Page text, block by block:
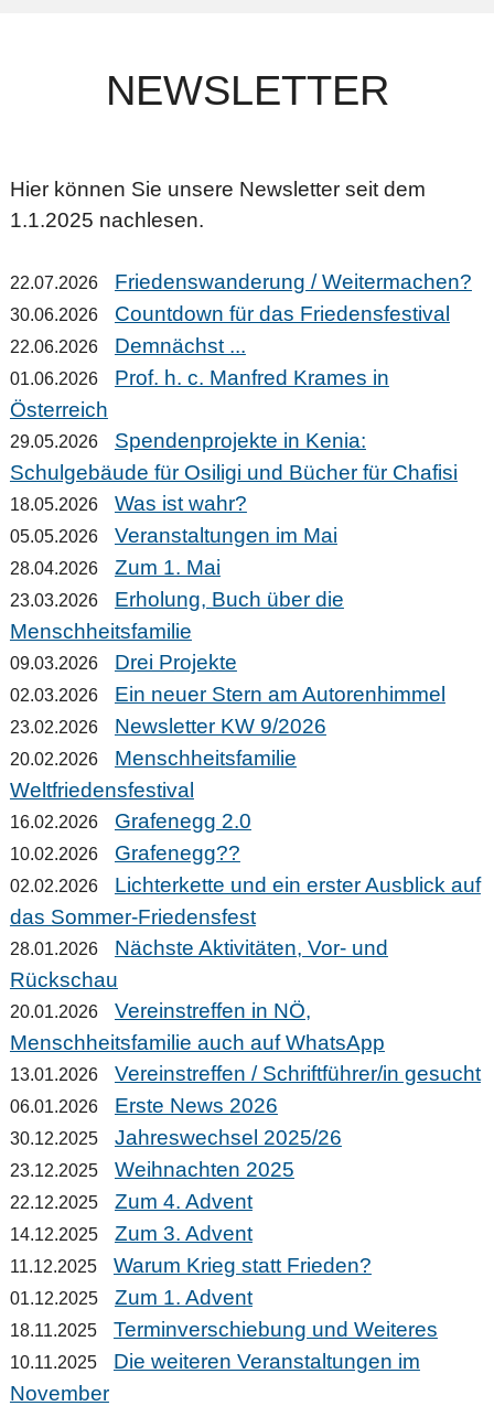
NEWSLETTER
Hier können Sie unsere Newsletter seit dem
1.1.2025 nachlesen.
22.07.2026 Friedenswanderung / Weitermachen?
30.06.2026 Countdown für das Friedensfestival
22.06.2026 Demnächst ...
01.06.2026
Prof. h. c. Manfred Krames in
Österreich
29.05.2026
Spendenprojekte in Kenia:
Schulgebäude für Osiligi und Bücher für Chafisi
18.05.2026 Was ist wahr?
05.05.2026 Veranstaltungen im Mai
28.04.2026 Zum 1. Mai
23.03.2026
Erholung, Buch über die
Menschheitsfamilie
09.03.2026 Drei Projekte
02.03.2026 Ein neuer Stern am Autorenhimmel
23.02.2026 Newsletter KW 9/2026
20.02.2026
Menschheitsfamilie
Weltfriedensfestival
16.02.2026 Grafenegg 2.0
10.02.2026 Grafenegg??
02.02.2026
Lichterkette und ein erster Ausblick auf
das Sommer-Friedensfest
28.01.2026
Nächste Aktivitäten, Vor- und
Rückschau
20.01.2026
Vereinstreffen in NÖ,
Menschheitsfamilie auch auf WhatsApp
13.01.2026 Vereinstreffen / Schriftführer/in gesucht
06.01.2026 Erste News 2026
30.12.2025 Jahreswechsel 2025/26
23.12.2025 Weihnachten 2025
22.12.2025 Zum 4. Advent
14.12.2025 Zum 3. Advent
11.12.2025 Warum Krieg statt Frieden?
01.12.2025 Zum 1. Advent
18.11.2025 Terminverschiebung und Weiteres
10.11.2025
Die weiteren Veranstaltungen im
November